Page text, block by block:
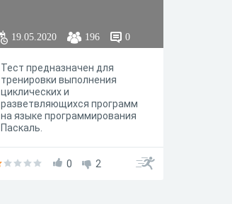
19.05.2020 196 0
Тест предназначен для
тренировки выполнения
циклических и
разветвляющихся программ
на языке программирования
Паскаль.
0 2